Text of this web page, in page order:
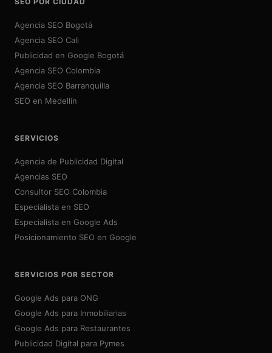
Agencia SEO Bogotá
Agencia SEO Cali
Publicidad en Google Bogotá
Agencia SEO Colombia
Agencia SEO Barranquilla
SEO en Medellín
SERVICIOS
Agencia de Publicidad Digital
Agencias SEO
Consultor SEO Colombia
Especialista en SEO
Especialista en Google Ads
Posicionamiento SEO en Google
SERVICIOS POR SECTOR
Google Ads para ONG
Google Ads para Inmobiliarias
Google Ads para Restaurantes
Publicidad Digital para Pymes